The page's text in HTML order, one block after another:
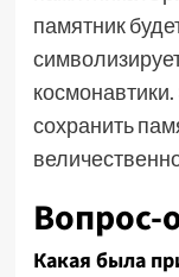
памятник
сохранить
Вопрос-
Какая была